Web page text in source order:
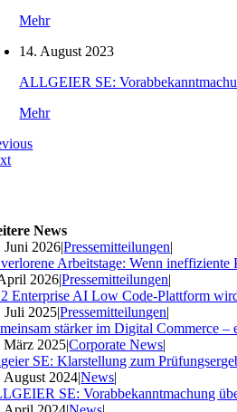
Mehr
14. August 2023
ALLGEIER SE:
Mehr
News
Juni 2026|Pressemitteilungen|
Arbeitstage: Wenn ineffiziente
2026|Pressemitteilungen|
Enterprise AI Low Code-Plattform
Juli 2025|Pressemitteilungen|
stärker im Digital Commerce
März 2025|Corporate News|
SE: Klarstellung zum
August 2024|News|
SE: Vorabbekanntmachung